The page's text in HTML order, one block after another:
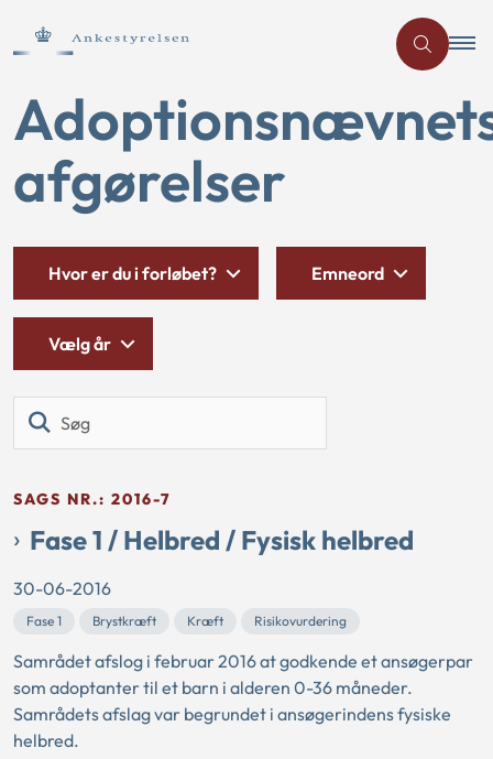
afgørelser
Hvor er du i forløbet? Emneord
Vælg år
SAGS NR.: 2016-7
Fase 1 / Helbred / Fysisk helbred
30-06-2016
Fase 1 Brystkræft Kræft Risikovurdering
Samrådet afslog i februar 2016 at godkende et ansøgerpar
som adoptanter til et barn i alderen 0-36 måneder.
Samrådets afslag var begrundet i ansøgerindens fysiske
helbred.